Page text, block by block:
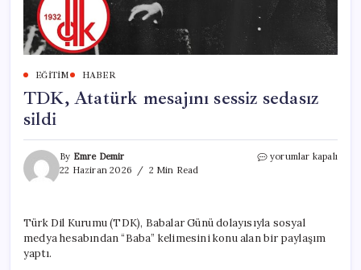
EĞITIM HABER
TDK, Atatürk mesajını sessiz sedasız
sildi
By Emre Demir
22 Haziran 2026
2 Min Read
TDK,
sildi
için
yorumlar kapalı
Türk Dil Kurumu (TDK), Babalar Günü dolayısıyla sosyal
medya hesabından “Baba” kelimesini konu alan bir paylaşım
yaptı.